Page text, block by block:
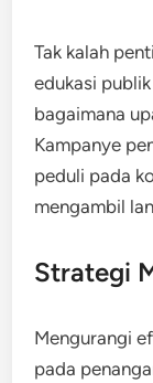
Tak kalah
edukasi
bagaimana
Kampanye
peduli pada
mengambil
Strategi
Mengurangi
pada